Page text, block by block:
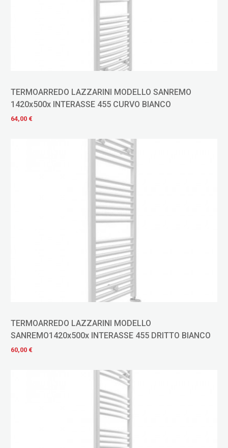
TERMOARREDO LAZZARINI MODELLO SANREMO
1420x500x INTERASSE 455 CURVO BIANCO
64,00 €
TERMOARREDO LAZZARINI MODELLO
SANREMO1420x500x INTERASSE 455 DRITTO BIANCO
60,00 €